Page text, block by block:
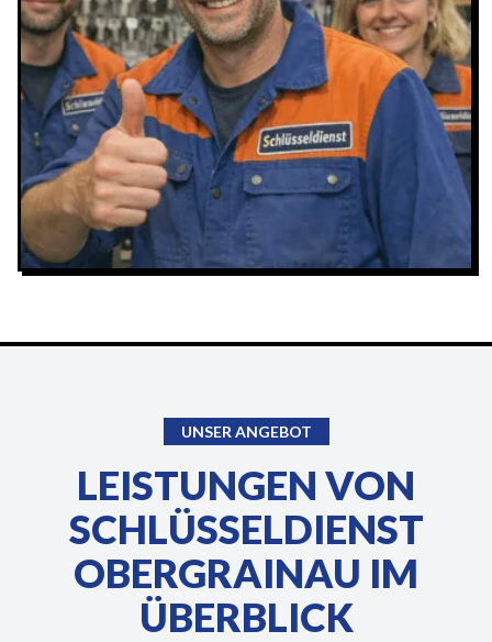
UNSER ANGEBOT
LEISTUNGEN VON
SCHLÜSSELDIENST
OBERGRAINAU IM
ÜBERBLICK